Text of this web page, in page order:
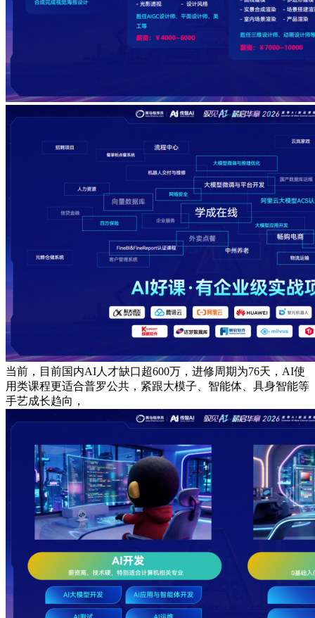
当前，目前国内AI人才缺口超600万，进修周期为76天，AI使
用类课程更适合普罗公共，紧跟大模子、智能体、具身智能等
手艺成长趋向，